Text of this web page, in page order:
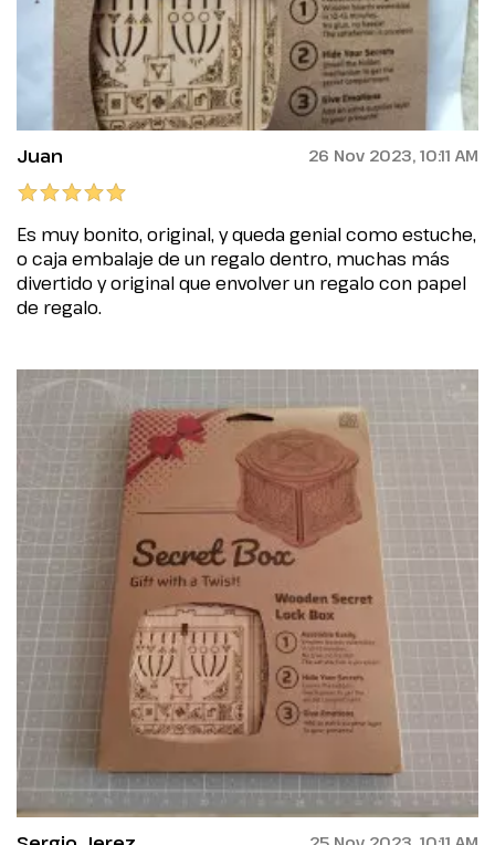
Juan 26 Nov 2023, 10:11 AM
Es muy bonito, original, y queda genial como estuche,
o caja embalaje de un regalo dentro, muchas más
divertido y original que envolver un regalo con papel
de regalo.